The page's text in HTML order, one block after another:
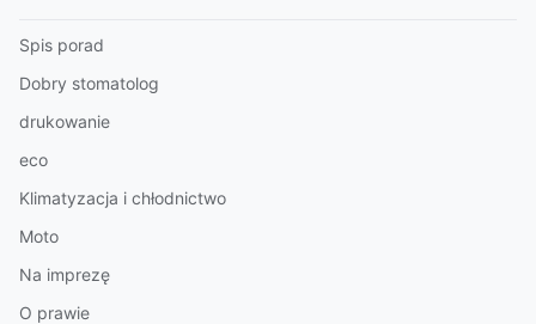
Spis porad
Dobry stomatolog
drukowanie
eco
Klimatyzacja i chłodnictwo
Moto
Na imprezę
O prawie